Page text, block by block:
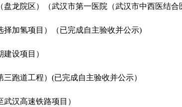
龙院区）（武汉市第一医院（武汉市中西医结
加氢项目）（已完成自主验收并公示)
设项目）
跑道工程）(已完成自主验收并公示）
汉高速铁路项目）